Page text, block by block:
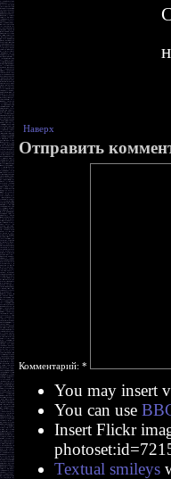
Наверх
Отправить
Комментарий: *
You may insert
You can use
Insert Flickr
Textual smileys